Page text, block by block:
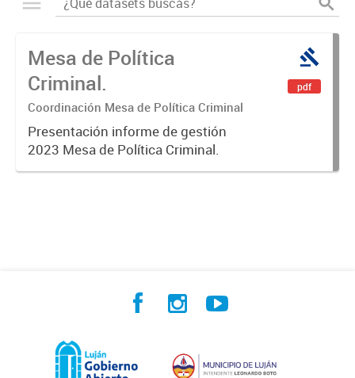
Mesa de Política
Criminal.
Coordinación Mesa de Política Criminal
Presentación informe de gestión
2023 Mesa de Política Criminal.
pdf